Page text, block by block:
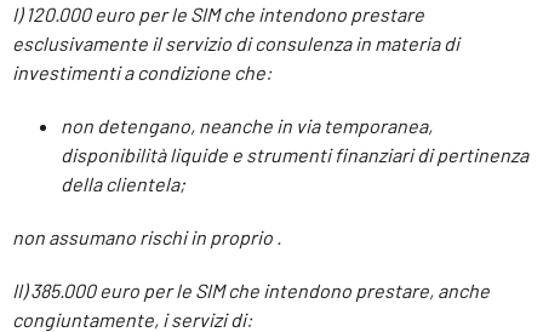
I) 120.000 euro per le SIM che intendono prestare
esclusivamente il servizio di consulenza in materia di
investimenti a condizione che:
non detengano, neanche in via temporanea,
disponibilità liquide e strumenti finanziari di pertinenza
della clientela;
non assumano rischi in proprio .
II) 385.000 euro per le SIM che intendono prestare, anche
congiuntamente, i servizi di: